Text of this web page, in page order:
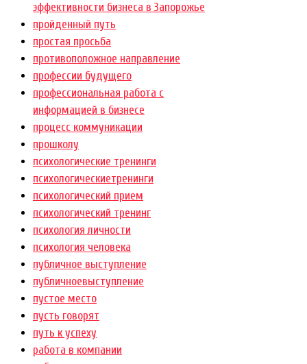
эффективности бизнеса в Запорожье
пройденный путь
простая просьба
противоположное направление
профессии будущего
профессиональная работа с
информацией в бизнесе
процесс коммуникации
прошколу
психологические тренинги
психологическиетренинги
психологический прием
психологический тренинг
психология личности
психология человека
публичное выступление
публичноевыступление
пустое место
пусть говорят
путь к успеху
работа в компании